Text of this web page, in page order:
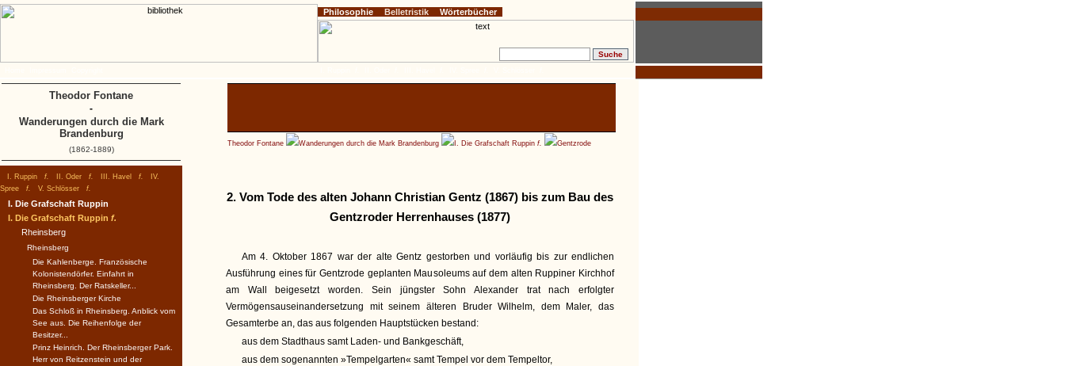
Theodor Fontane Wanderungen durch die Mark Brandenburg I. Die Grafschaft Ruppin f. Gentzrode
2. Vom Tode des alten Johann Christian Gentz (1867) bis zum Bau des
Gentzroder Herrenhauses (1877)
Am 4. Oktober 1867 war der alte Gentz gestorben und vorläufig bis zur endlichen
Ausführung eines für Gentzrode geplanten Mausoleums auf dem alten Ruppiner Kirchhof
am Wall beigesetzt worden. Sein jüngster Sohn Alexander trat nach erfolgter
Vermögensauseinandersetzung mit seinem älteren Bruder Wilhelm, dem Maler, das
Gesamterbe an, das aus folgenden Hauptstücken bestand:
aus dem Stadthaus samt Laden- und Bankgeschäft,
aus dem sogenannten »Tempelgarten« samt Tempel vor dem Tempeltor,
I. Ruppin f. II. Oder f. III. Havel f.
IV.
Spree
f. V. Schlösser f.
I. Die Grafschaft Ruppin
I. Die Grafschaft Ruppin f.
Rheinsberg
Rheinsberg
Die Kahlenberge. Französische
Kolonistendörfer. Einfahrt in
Rheinsberg. Der Ratskeller...
Die Rheinsberger Kirche
Das Schloß in Rheinsberg. Anblick vom
See aus. Die Reihenfolge der
Besitzer...
Prinz Heinrich. Der Rheinsberger Park.
Herr von Reitzenstein und der
Philosophie Belletristik Wörterbücher
Theodor Fontane
-
Wanderungen durch die Mark
Brandenburg
(1862-1889)